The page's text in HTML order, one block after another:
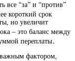
все “за” и “против”
короткий срок
но увеличит
– это баланс между
переплаты․
важным фактором,